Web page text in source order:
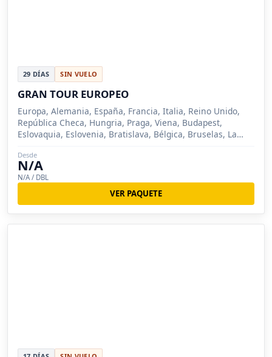
29 DÍAS SIN VUELO
GRAN TOUR EUROPEO
Europa, Alemania, España, Francia, Italia, Reino Unido,
República Checa, Hungria, Praga, Viena, Budapest,
Eslovaquia, Eslovenia, Bratislava, Bélgica, Bruselas, La
Desde
N/A
N/A / DBL
VER PAQUETE